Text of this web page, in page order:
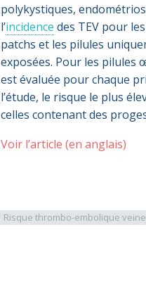
polykystiques,
l’incidence des TEV pour
patchs et les pilules
exposées. Pour les
est évaluée pour chaque
l’étude, le risque le plus
celles contenant des
Voir l’article (en anglais)
Risque thrombo-embolique